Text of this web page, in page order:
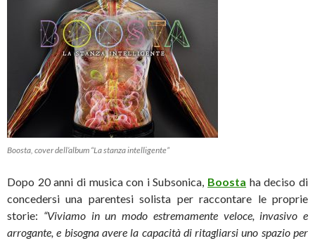
Boosta, cover dell’album “La stanza intelligente”
Dopo 20 anni di musica con i Subsonica, Boosta ha deciso di
concedersi una parentesi solista per raccontare le proprie
storie: “Viviamo in un modo estremamente veloce, invasivo e
arrogante, e bisogna avere la capacità di ritagliarsi uno spazio per